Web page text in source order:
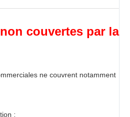
couvertes par la
ne couvrent notamment
;